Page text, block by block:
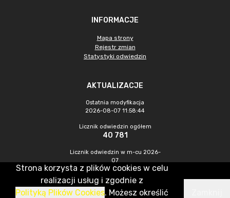
INFORMACJE
Mapa strony
Rejestr zmian
Statystyki odwiedzin
AKTUALIZACJE
Ostatnia modyfikacja
2026-08-07 11:58:44
Licznik odwiedzin ogółem
40 781
Licznik odwiedzin w m-cu 2026-
07
418
CMS & Hosting: Nefeni Sp. z o.o.
Strona korzysta z plików cookies w celu
realizacji usług i zgodnie z
Polityką Plików Cookies. Możesz określić